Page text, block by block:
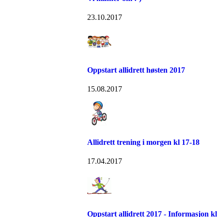
23.10.2017
Oppstart allidrett høsten 2017
15.08.2017
Allidrett trening i morgen kl 17-18
17.04.2017
Oppstart allidrett 2017 - Informasjon